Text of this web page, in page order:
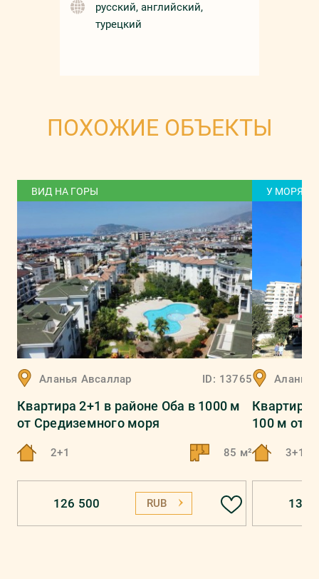
русский, английский,
турецкий
ПОХОЖИЕ ОБЪЕКТЫ
ВИД НА ГОРЫ
Аланья Авсаллар ID: 13765
Квартира 2+1 в районе Оба в 1000 м
от Средиземного моря
2+1 85 м²
126 500 RUB
У МОРЯ
Аланья
Квартира
100 м от
3+1
137